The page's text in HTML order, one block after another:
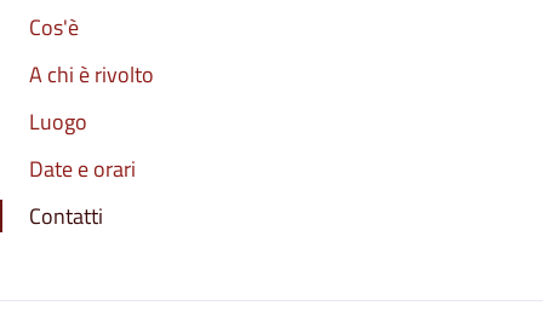
Cos'è
A chi è rivolto
Luogo
Date e orari
Contatti